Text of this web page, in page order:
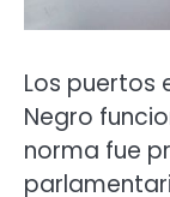
Los puertos
Negro
norma fue